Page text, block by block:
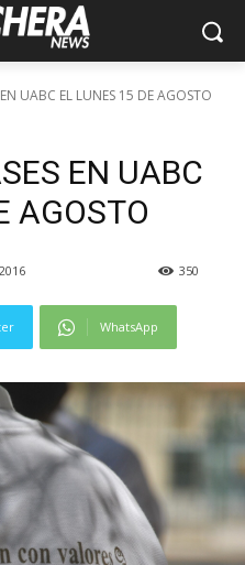
UABC EL LUNES 15 DE AGOSTO
EN UABC
AGOSTO
350
WhatsApp